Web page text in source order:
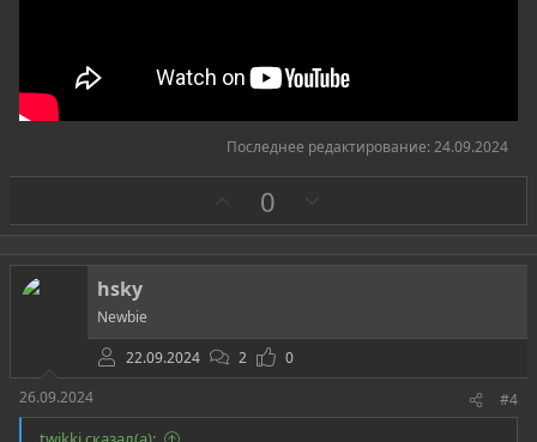
Последнее редактирование: 24.09.2024
а
0
р
о
в
hsky
Newbie
22.09.2024
2
0
26.09.2024
#4